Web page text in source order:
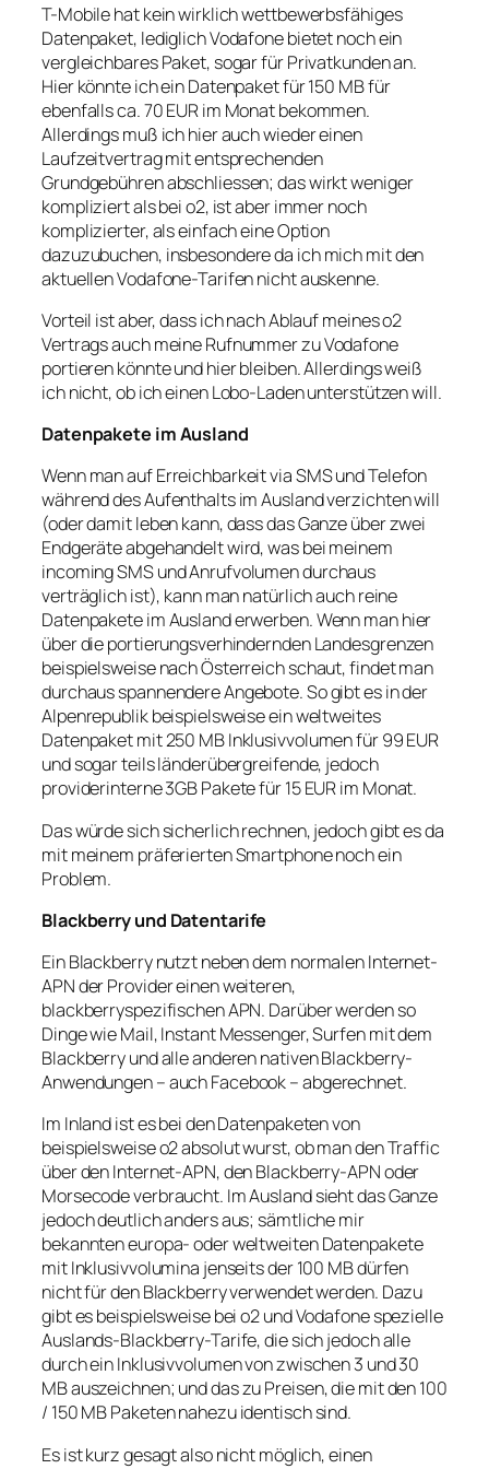
T-Mobile hat kein wirklich wettbewerbsfähiges
Datenpaket, lediglich Vodafone bietet noch ein
vergleichbares Paket, sogar für Privatkunden an.
Hier könnte ich ein Datenpaket für 150 MB für
ebenfalls ca. 70 EUR im Monat bekommen.
Allerdings muß ich hier auch wieder einen
Laufzeitvertrag mit entsprechenden
Grundgebühren abschliessen; das wirkt weniger
kompliziert als bei o2, ist aber immer noch
komplizierter, als einfach eine Option
dazuzubuchen, insbesondere da ich mich mit den
aktuellen Vodafone-Tarifen nicht auskenne.
Vorteil ist aber, dass ich nach Ablauf meines o2
Vertrags auch meine Rufnummer zu Vodafone
portieren könnte und hier bleiben. Allerdings weiß
ich nicht, ob ich einen Lobo-Laden unterstützen will.
Datenpakete im Ausland
Wenn man auf Erreichbarkeit via SMS und Telefon
während des Aufenthalts im Ausland verzichten will
(oder damit leben kann, dass das Ganze über zwei
Endgeräte abgehandelt wird, was bei meinem
incoming SMS und Anrufvolumen durchaus
verträglich ist), kann man natürlich auch reine
Datenpakete im Ausland erwerben. Wenn man hier
über die portierungsverhindernden Landesgrenzen
beispielsweise nach Österreich schaut, findet man
durchaus spannendere Angebote. So gibt es in der
Alpenrepublik beispielsweise ein weltweites
Datenpaket mit 250 MB Inklusivvolumen für 99 EUR
und sogar teils länderübergreifende, jedoch
providerinterne 3GB Pakete für 15 EUR im Monat.
Das würde sich sicherlich rechnen, jedoch gibt es da
mit meinem präferierten Smartphone noch ein
Problem.
Blackberry und Datentarife
Ein Blackberry nutzt neben dem normalen Internet-
APN der Provider einen weiteren,
blackberryspezifischen APN. Darüber werden so
Dinge wie Mail, Instant Messenger, Surfen mit dem
Blackberry und alle anderen nativen Blackberry-
Anwendungen – auch Facebook – abgerechnet.
Im Inland ist es bei den Datenpaketen von
beispielsweise o2 absolut wurst, ob man den Traffic
über den Internet-APN, den Blackberry-APN oder
Morsecode verbraucht. Im Ausland sieht das Ganze
jedoch deutlich anders aus; sämtliche mir
bekannten europa- oder weltweiten Datenpakete
mit Inklusivvolumina jenseits der 100 MB dürfen
nicht für den Blackberry verwendet werden. Dazu
gibt es beispielsweise bei o2 und Vodafone spezielle
Auslands-Blackberry-Tarife, die sich jedoch alle
durch ein Inklusivvolumen von zwischen 3 und 30
MB auszeichnen; und das zu Preisen, die mit den 100
/ 150 MB Paketen nahezu identisch sind.
Es ist kurz gesagt also nicht möglich, einen